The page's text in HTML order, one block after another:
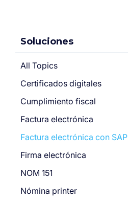
Soluciones
All Topics
Certificados digitales
Cumplimiento fiscal
Factura electrónica
Factura electrónica con SAP
Firma electrónica
NOM 151
Nómina printer